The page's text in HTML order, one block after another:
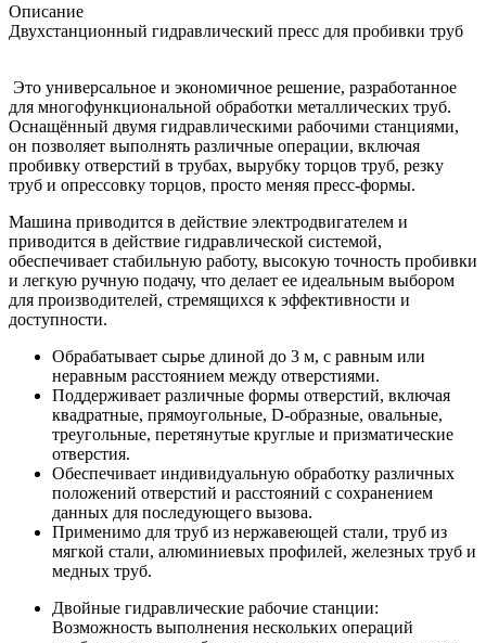
Описание
Двухстанционный гидравлический пресс для пробивки труб
Это универсальное и экономичное решение, разработанное
для многофункциональной обработки металлических труб.
Оснащённый двумя гидравлическими рабочими станциями,
он позволяет выполнять различные операции, включая
пробивку отверстий в трубах, вырубку торцов труб, резку
труб и опрессовку торцов, просто меняя пресс-формы.
Машина приводится в действие электродвигателем и
приводится в действие гидравлической системой,
обеспечивает стабильную работу, высокую точность пробивки
и легкую ручную подачу, что делает ее идеальным выбором
для производителей, стремящихся к эффективности и
доступности.
Обрабатывает сырье длиной до 3 м, с равным или
неравным расстоянием между отверстиями.
Поддерживает различные формы отверстий, включая
квадратные, прямоугольные, D-образные, овальные,
треугольные, перетянутые круглые и призматические
отверстия.
Обеспечивает индивидуальную обработку различных
положений отверстий и расстояний с сохранением
данных для последующего вызова.
Применимо для труб из нержавеющей стали, труб из
мягкой стали, алюминиевых профилей, железных труб и
медных труб.
Двойные гидравлические рабочие станции:
Возможность выполнения нескольких операций